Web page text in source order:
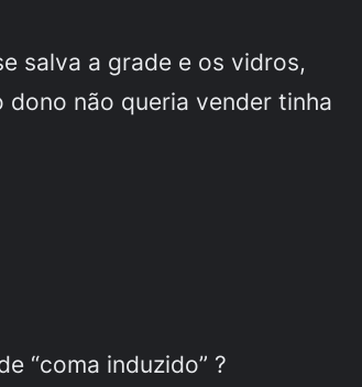
salva a grade e os vidros,
não queria vender tinha
“coma induzido” ?